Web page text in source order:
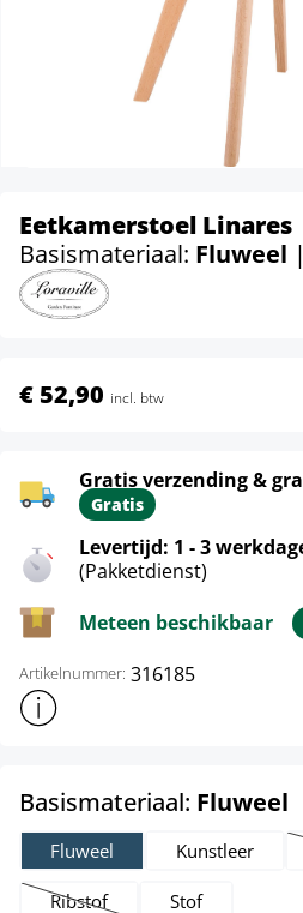
Eetkamerstoel Linares
Basismateriaal: Fluweel
€ 52,90 incl. btw
Gratis verzending &
Gratis
Levertijd: 1 - 3
(Pakketdienst)
Meteen beschikbaar
Artikelnummer: 316185
Toon meer productinformatie
Basismateriaal: Fluweel
Fluweel Kunstleer
Ribstof Stof